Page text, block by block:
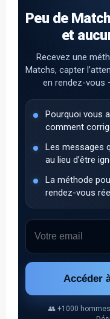
Peu de
et
Recevez une
Matchs, capter
en rendez-vous
Pourquoi vous
comment
Les messages
au lieu d’être
La méthode
rendez-vous
Accéder
👥 +1000